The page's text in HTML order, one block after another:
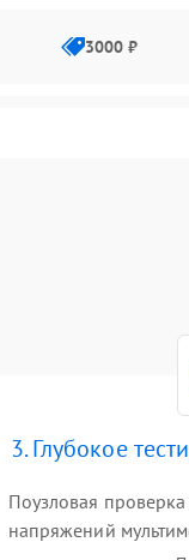
3000 ₽
3. Глубокое
Поузловая
напряжений